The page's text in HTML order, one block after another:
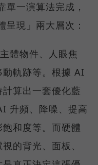
一演算法完成，
現」兩大層次：
體物件、人眼焦
軌跡等。根據 AI
算出一套優化藍
升頻、降噪、提高
和度等。而硬體
的背光、面板、